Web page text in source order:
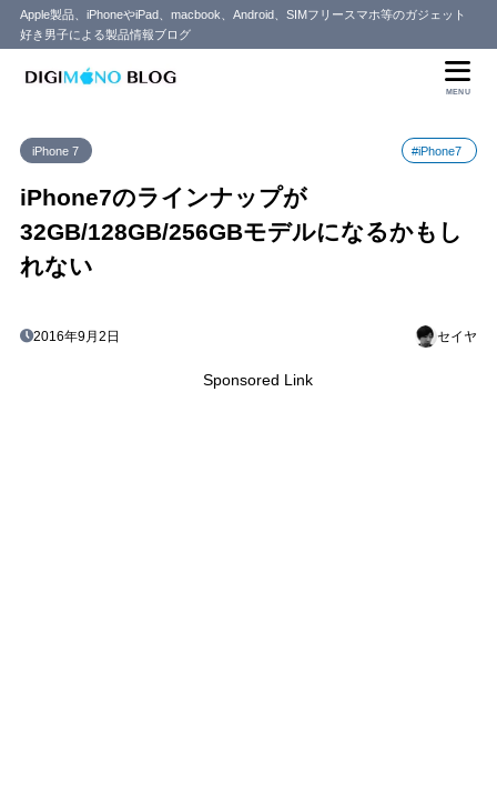
Apple製品、iPhoneやiPad、macbook、Android、SIMフリースマホ等のガジェット
好き男子による製品情報ブログ
MENU
iPhone 7 #iPhone7
iPhone7のラインナップが
32GB/128GB/256GBモデルになるかもし
れない
2016年9月2日 セイヤ
Sponsored Link
目次
2 価格の変化はあるのか？